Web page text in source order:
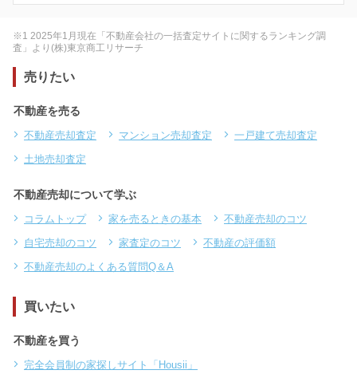
※1 2025年1月現在「不動産会社の一括査定サイトに関するランキング調
査」より(株)東京商工リサーチ
売りたい
不動産を売る
不動産売却査定 マンション売却査定
一戸建て売却査定
土地売却査定
不動産売却について学ぶ
コラムトップ 家を売るときの基本
不動産売却のコツ
自宅売却のコツ
家査定のコツ
不動産の評価額
不動産売却のよくある質問Q＆A
買いたい
不動産を買う
完全会員制の家探しサイト「Housii」